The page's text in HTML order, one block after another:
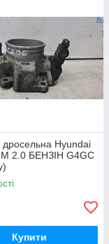
дросельна Hyundai
2.0 БЕНЗІН G4GC
Купити